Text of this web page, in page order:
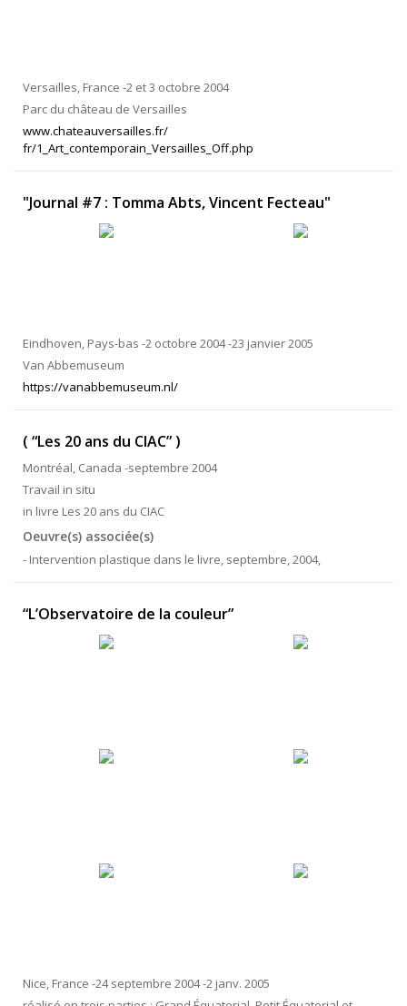
Versailles, France -2 et 3 octobre 2004
Parc du château de Versailles
www.chateauversailles.fr/
fr/1_Art_contemporain_Versailles_Off.php
"Journal #7 : Tomma Abts, Vincent Fecteau"
Eindhoven, Pays-bas -2 octobre 2004 -23 janvier 2005
Van Abbemuseum
https://vanabbemuseum.nl/
( “Les 20 ans du CIAC” )
Montréal, Canada -septembre 2004
Travail in situ
in livre Les 20 ans du CIAC
Oeuvre(s) associée(s)
- Intervention plastique dans le livre, septembre, 2004,
“L’Observatoire de la couleur”
Nice, France -24 septembre 2004 -2 janv. 2005